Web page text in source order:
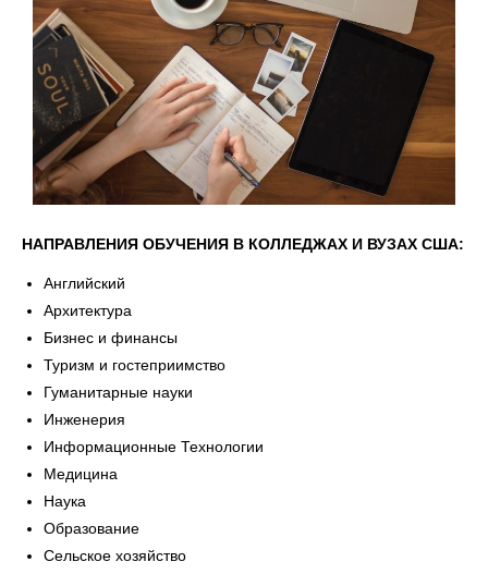
НАПРАВЛЕНИЯ ОБУЧЕНИЯ В КОЛЛЕДЖАХ И ВУЗАХ США:
Английский
Архитектура
Бизнес и финансы
Туризм и гостеприимство
Гуманитарные науки
Инженерия
Информационные Технологии
Медицина
Наука
Образование
Сельское хозяйство